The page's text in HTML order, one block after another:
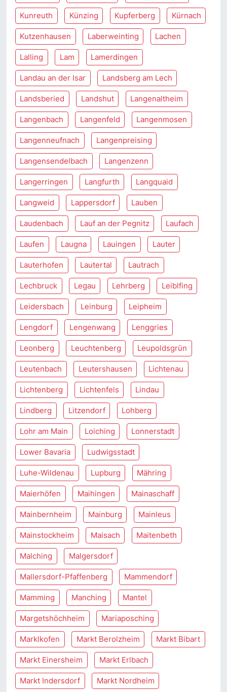
Kunreuth Künzing Kupferberg Kürnach
Kutzenhausen Laberweinting Lachen
Lalling Lam Lamerdingen
Landau an der Isar Landsberg am Lech
Landsberied Landshut Langenaltheim
Langenbach Langenfeld Langenmosen
Langenneufnach Langenpreising
Langensendelbach Langenzenn
Langerringen Langfurth Langquaid
Langweid Lappersdorf Lauben
Laudenbach Lauf an der Pegnitz Laufach
Laufen Laugna Lauingen Lauter
Lauterhofen Lautertal Lautrach
Lechbruck Legau Lehrberg Leiblfing
Leidersbach Leinburg Leipheim
Lengdorf Lengenwang Lenggries
Leonberg Leuchtenberg Leupoldsgrün
Leutenbach Leutershausen Lichtenau
Lichtenberg Lichtenfels Lindau
Lindberg Litzendorf Lohberg
Lohr am Main Loiching Lonnerstadt
Lower Bavaria Ludwigsstadt
Luhe-Wildenau Lupburg Mähring
Maierhöfen Maihingen Mainaschaff
Mainbernheim Mainburg Mainleus
Mainstockheim Maisach Maitenbeth
Malching Malgersdorf
Mallersdorf-Pfaffenberg Mammendorf
Mamming Manching Mantel
Margetshöchheim Mariaposching
Marklkofen Markt Berolzheim Markt Bibart
Markt Einersheim Markt Erlbach
Markt Indersdorf Markt Nordheim